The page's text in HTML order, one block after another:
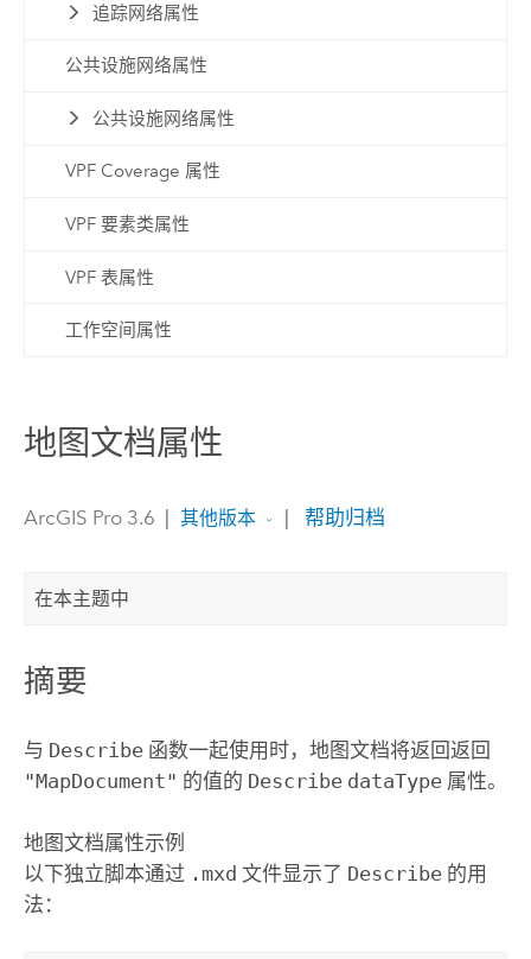
追踪网络属性
公共设施网络属性
公共设施网络属性
VPF Coverage 属性
VPF 要素类属性
VPF 表属性
工作空间属性
地图文档属性
ArcGIS Pro 3.6 其他版本 帮助归档
在本主题中
摘要
与 Describe函数一起使用时，地图文档将返回返回
"MapDocument" 的值的 Describe dataType属性。
地图文档属性示例
以下独立脚本通过 .mxd 文件显示了 Describe的用
法：